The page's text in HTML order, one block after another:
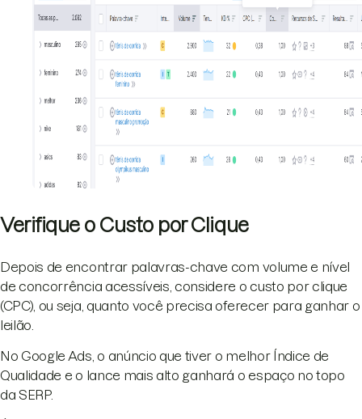
Verifique o Custo por Clique
Depois de encontrar palavras-chave com volume e nível
de concorrência acessíveis, considere o custo por clique
(CPC), ou seja, quanto você precisa oferecer para ganhar o
leilão.
No Google Ads, o anúncio que tiver o melhor Índice de
Qualidade e o lance mais alto ganhará o espaço no topo
da SERP.